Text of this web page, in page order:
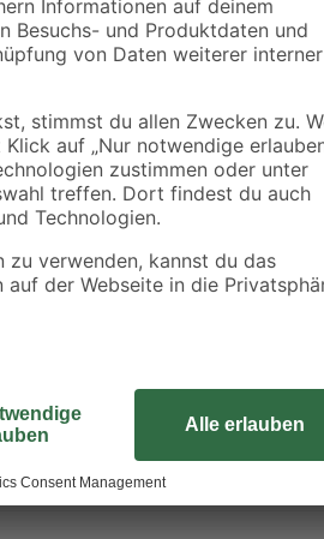
67 Design schützt dich vor Staub und
Spannungsbereiche von 24 bis 1000 V
Anwendungen ab. Der automatische